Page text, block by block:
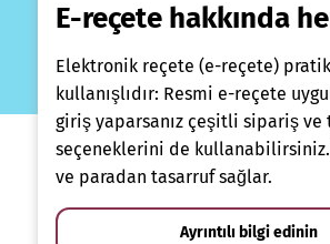
E-reçete hakkında
Elektronik reçete (e-reçete)
kullanışlıdır: Resmi e-reçete
giriş yaparsanız çeşitli sipariş ve
seçeneklerini de kullanabilirsiniz.
ve paradan tasarruf sağlar.
Ayrıntılı bilgi edinin